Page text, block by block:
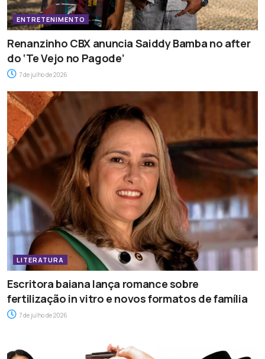
ENTRETENIMENTO
Renanzinho CBX anuncia Saiddy Bamba no after
do ‘Te Vejo no Pagode’
7 de julho de 2026
LITERATURA
Escritora baiana lança romance sobre
fertilização in vitro e novos formatos de família
7 de julho de 2026